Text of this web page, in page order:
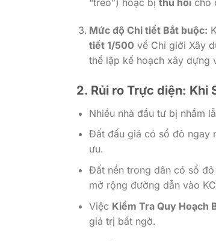
“treo”) hoặc bị thu hồicho
Mức độ Chi tiết Bắt buộc:
tiết 1/500 về Chỉ giới Xây
thể lập kế hoạch xây dựng
2. Rủi ro Trực diện: Khi
Nhiều nhà đầu tư bị nhầm
Đất đấu giá có sổ đỏ ngay
ưu.
Đất nền trong dân có sổ
mở rộng đường dẫn vào
Việc Kiểm Tra Quy Hoạch
giá trị bất ngờ.